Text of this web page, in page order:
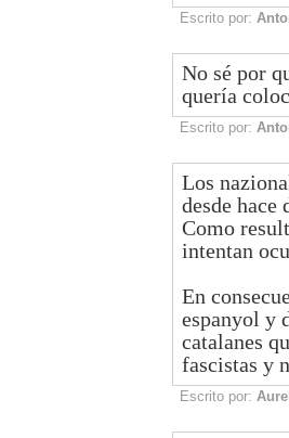
Escrito por:
No sé por
quería
Escrito por:
Los
desde hace
Como
intentan
En
espanyol y
catalanes
fascistas y
Escrito por: